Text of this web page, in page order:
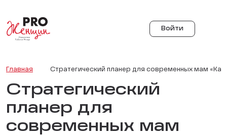
Войти
Главная Стратегический планер для современных мам
Стратегический
планер для
современных мам